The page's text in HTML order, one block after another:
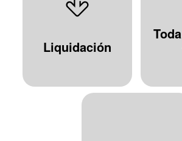
Liquidación